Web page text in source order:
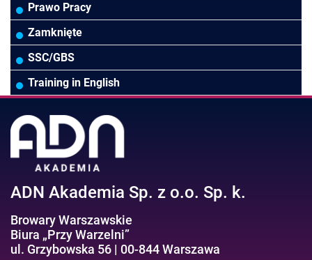
Rady Nadzorcze/Zarząd
Biura rachunkowe
TSL
Ubezpieczenia
Wodociągi/Kanalizacja
Pozostałe branże
Prawo
Podatki
Pozostałe
Zarządzanie projektami/Procesami
HR/Zarządzanie Kapitałem Ludzkim
Prawo pracy
Asystentka/Sekretarka
Efektywność osobista//Wellbeing
MS Excel/Makra/VBA
Online Power BI/Power Query/Dashboardy
MS 365/SharePoint/Bazy danych
MS Project/Word/PowerPoint
Prawo Pracy
Zamknięte
SSC/GBS
Training in English
ADN Akademia Sp. z o.o. Sp. k.
Browary Warszawskie
Biura „Przy Warzelni”
ul. Grzybowska 56 | 00-844 Warszawa